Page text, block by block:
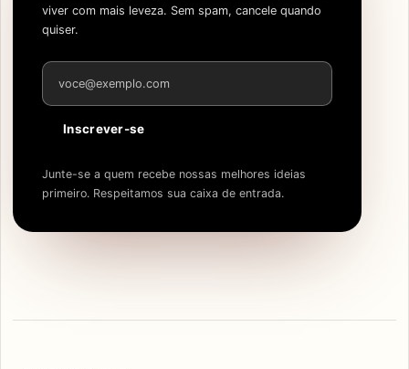
viver com mais leveza. Sem spam, cancele quando
quiser.
Endereço de e-mail
Inscrever-se
Junte-se a quem recebe nossas melhores ideias
primeiro. Respeitamos sua caixa de entrada.